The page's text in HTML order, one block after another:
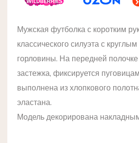
Мужская футболка с коротким
классического силуэта с
горловины. На передней
застежка, фиксируется
выполнена из хлопкового
эластана.
Модель декорирована